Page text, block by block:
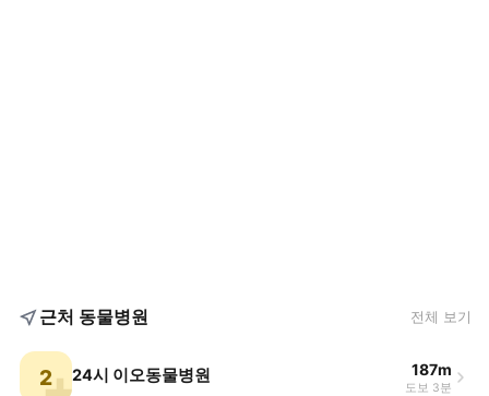
근처 동물병원 전체 보기
2 24시 이오동물병원 187m
도보 3분